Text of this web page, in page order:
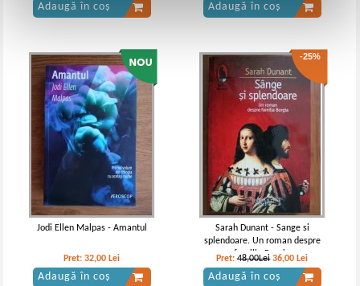
I. A. Goncearov - Oblomov
I. A. Goncearov - Oblomov (volumul
6)
Adaugă în coș Adaugă în coș
Jodi Ellen Malpas - Amantul
Pret:32,00 Lei
Adaugă în coș
-25%
Sarah Dunant - Sange si
splendoare. Un roman despre
familia Borgia
Pret:48,00Lei 36,00 Lei
Adaugă în coș